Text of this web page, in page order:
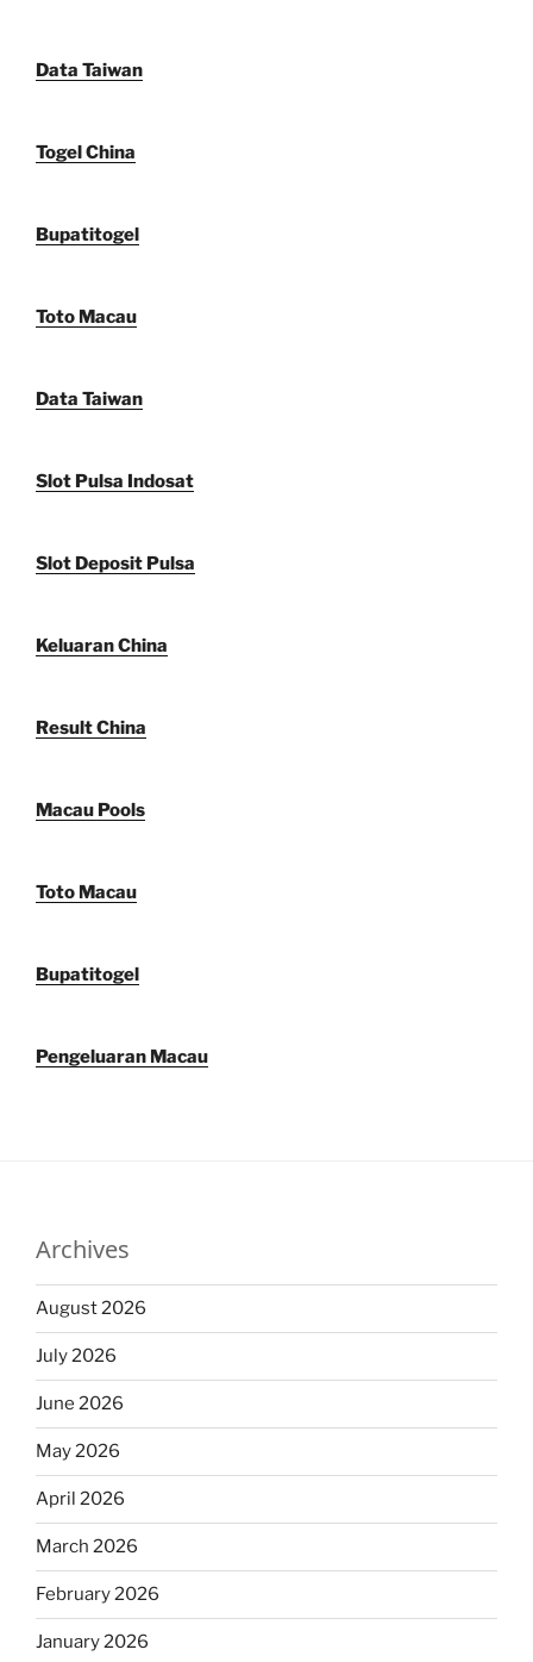
Data Taiwan
Togel China
Bupatitogel
Toto Macau
Data Taiwan
Slot Pulsa Indosat
Slot Deposit Pulsa
Keluaran China
Result China
Macau Pools
Toto Macau
Bupatitogel
Pengeluaran Macau
Archives
August 2026
July 2026
June 2026
May 2026
April 2026
March 2026
February 2026
January 2026